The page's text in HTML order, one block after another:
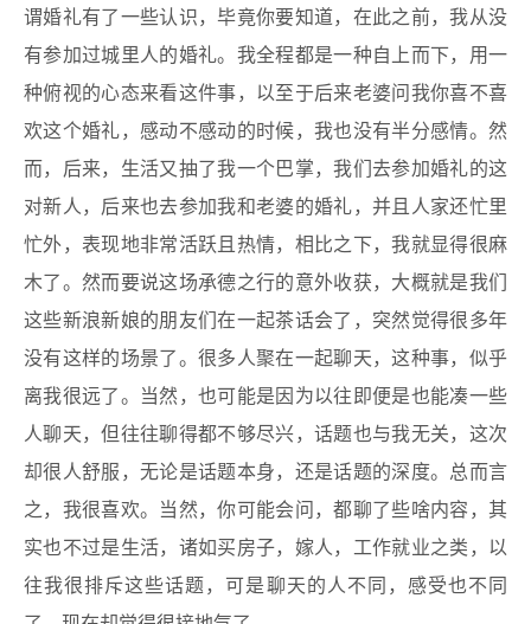
谓婚礼有了一些认识，毕竟你要知道，在此之前，我从没
有参加过城里人的婚礼。我全程都是一种自上而下，用一
种俯视的心态来看这件事，以至于后来老婆问我你喜不喜
欢这个婚礼，感动不感动的时候，我也没有半分感情。然
而，后来，生活又抽了我一个巴掌，我们去参加婚礼的这
对新人，后来也去参加我和老婆的婚礼，并且人家还忙里
忙外，表现地非常活跃且热情，相比之下，我就显得很麻
木了。然而要说这场承德之行的意外收获，大概就是我们
这些新浪新娘的朋友们在一起茶话会了，突然觉得很多年
没有这样的场景了。很多人聚在一起聊天，这种事，似乎
离我很远了。当然，也可能是因为以往即便是也能凑一些
人聊天，但往往聊得都不够尽兴，话题也与我无关，这次
却很人舒服，无论是话题本身，还是话题的深度。总而言
之，我很喜欢。当然，你可能会问，都聊了些啥内容，其
实也不过是生活，诸如买房子，嫁人，工作就业之类，以
往我很排斥这些话题，可是聊天的人不同，感受也不同